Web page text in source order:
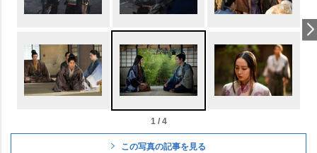
1 / 4
この写真の記事を見る